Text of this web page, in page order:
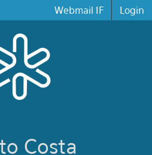
Webmail IF Login
Costa